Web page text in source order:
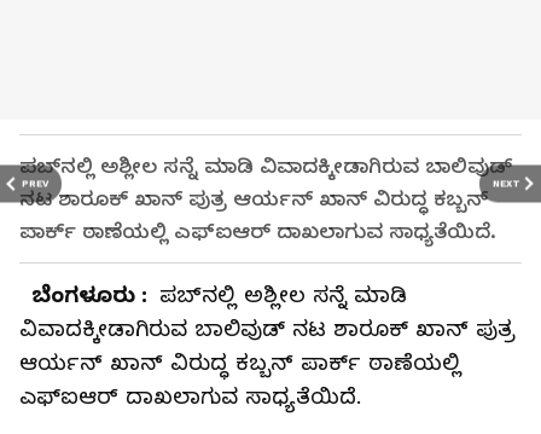
PREV NEXT
ಪಬ್‌ನಲ್ಲಿ ಅಶ್ಲೀಲ ಸನ್ನೆ ಮಾಡಿ ವಿವಾದಕ್ಕೀಡಾಗಿರುವ ಬಾಲಿವುಡ್
ನಟ ಶಾರೂಕ್‌ ಖಾನ್ ಪುತ್ರ ಆರ್ಯನ್‌ ಖಾನ್‌ ವಿರುದ್ಧ ಕಬ್ಬನ್
ಪಾರ್ಕ್ ಠಾಣೆಯಲ್ಲಿ ಎಫ್‌ಐಆರ್ ದಾಖಲಾಗುವ ಸಾಧ್ಯತೆಯಿದೆ.
ಬೆಂಗಳೂರು : ಪಬ್‌ನಲ್ಲಿ ಅಶ್ಲೀಲ ಸನ್ನೆ ಮಾಡಿ
ವಿವಾದಕ್ಕೀಡಾಗಿರುವ ಬಾಲಿವುಡ್ ನಟ ಶಾರೂಕ್‌ ಖಾನ್ ಪುತ್ರ
ಆರ್ಯನ್‌ ಖಾನ್‌ ವಿರುದ್ಧ ಕಬ್ಬನ್ ಪಾರ್ಕ್ ಠಾಣೆಯಲ್ಲಿ
ಎಫ್‌ಐಆರ್ ದಾಖಲಾಗುವ ಸಾಧ್ಯತೆಯಿದೆ.